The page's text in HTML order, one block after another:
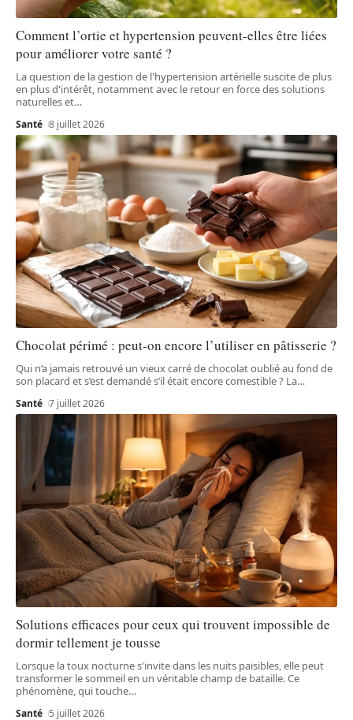
Comment l’ortie et hypertension peuvent-elles être liées
pour améliorer votre santé ?
La question de la gestion de l'hypertension artérielle suscite de plus
en plus d'intérêt, notamment avec le retour en force des solutions
naturelles et…
Santé 8 juillet 2026
Chocolat périmé : peut-on encore l’utiliser en pâtisserie ?
Qui n’a jamais retrouvé un vieux carré de chocolat oublié au fond de
son placard et s’est demandé s’il était encore comestible ? La…
Santé 7 juillet 2026
Solutions efficaces pour ceux qui trouvent impossible de
dormir tellement je tousse
Lorsque la toux nocturne s'invite dans les nuits paisibles, elle peut
transformer le sommeil en un véritable champ de bataille. Ce
phénomène, qui touche…
Santé 5 juillet 2026